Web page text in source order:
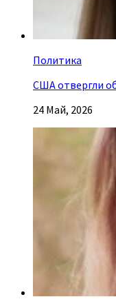
Политика
США отвергли
24 Май, 2026